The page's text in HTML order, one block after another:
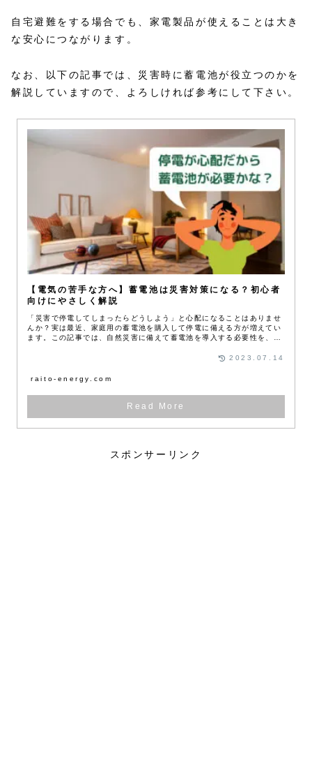
自宅避難をする場合でも、家電製品が使えることは大き
な安心につながります。
なお、以下の記事では、災害時に蓄電池が役立つのかを
解説していますので、よろしければ参考にして下さい。
【電気の苦手な方へ】蓄電池は災害対策になる？初心者
向けにやさしく解説
「災害で停電してしまったらどうしよう」と心配になることはありませ
んか？実は最近、家庭用の蓄電池を購入して停電に備える方が増えてい
ます。この記事では、自然災害に備えて蓄電池を導入する必要性を、知
raito-energy.com
2023.07.14
スポンサーリンク